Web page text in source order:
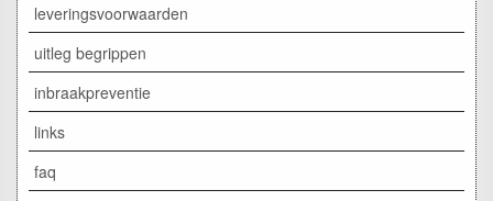
leveringsvoorwaarden
uitleg begrippen
inbraakpreventie
links
faq